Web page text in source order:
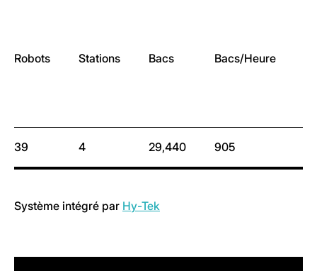
Robots Stations Bacs Bacs/Heure
39 4 29,440 905
Système intégré par Hy-Tek